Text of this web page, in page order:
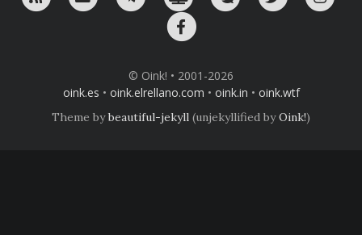
© Oink! • 2001-2026
oink.es • oink.elrellano.com • oink.in • oink.wtf
Theme bybeautiful-jekyll (unjekyllified byOink!)